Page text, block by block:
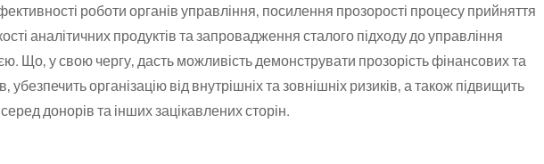
роботи органів управління, посилення прозорості процесу прийняття
аналітичних продуктів та запровадження сталого підходу до управління
Що, у свою чергу, дасть можливість демонструвати прозорість фінансових та
убезпечить організацію від внутрішніх та зовнішніх ризиків, а також підвищить
донорів та інших зацікавлених сторін.